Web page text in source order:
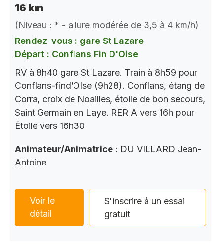
16 km
(Niveau : * - allure modérée de 3,5 à 4 km/h)
Rendez-vous : gare St Lazare
Départ : Conflans Fin D'Oise
RV à 8h40 gare St Lazare. Train à 8h59 pour
Conflans-find’OIse (9h28). Conflans, étang de
Corra, croix de Noailles, étoile de bon secours,
Saint Germain en Laye. RER A vers 16h pour
Étoile vers 16h30
Animateur/Animatrice : DU VILLARD Jean-
Antoine
Voir le
détail
S'inscrire à un essai
gratuit